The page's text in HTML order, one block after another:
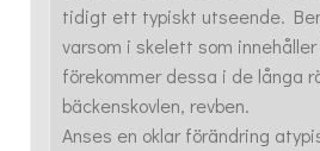
tidigt ett typiskt utseende.
varsom i skelett som
förekommer dessa i de långa
bäckenskovlen, revben.
Anses en oklar förändring